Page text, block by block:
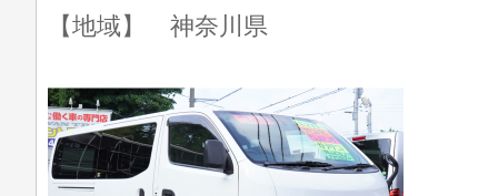
【地域】 神奈川県